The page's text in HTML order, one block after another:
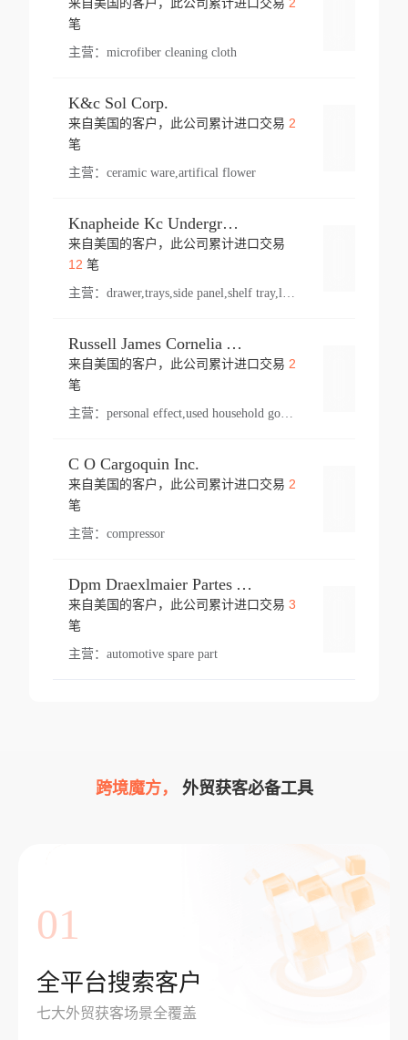
来自美国的客户，此公司累计进口交易
笔
主营： microfiber cleaning cloth
K&c Sol Corp.
来自美国的客户，此公司累计进口交易 2
笔
主营： ceramic ware,artifical flower
Knapheide Kc Underground
来自美国的客户，此公司累计进口交易
12 笔
主营：
Russell James Cornelia Arlington Va
来自美国的客户，此公司累计进口交易 2
笔
主营： personal effect,used household goods
C O Cargoquin Inc.
来自美国的客户，此公司累计进口交易 2
笔
主营： compressor
Dpm Draexlmaier Partes Automotrices Corr Ind Huejotzingo
来自美国的客户，此公司累计进口交易 3
笔
主营： automotive spare part
跨境魔方， 外贸获客必备工具
01
全平台搜索客户
七大外贸获客场景全覆盖